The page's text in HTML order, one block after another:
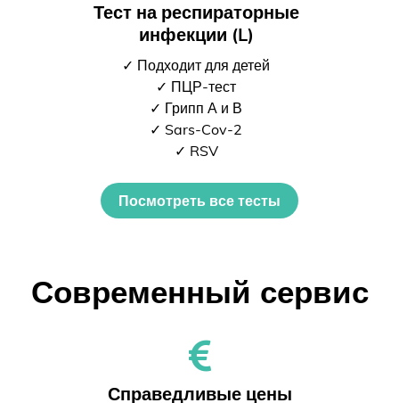
Тест на респираторные
инфекции (L)
✓ Подходит для детей
✓ ПЦР-тест
✓ Грипп А и В
✓ Sars-Cov-2
✓ RSV
Посмотреть все тесты
Современный сервис
Справедливые цены